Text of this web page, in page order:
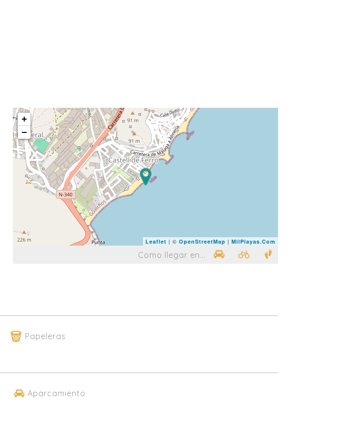
+
−
Leaflet | © OpenStreetMap | MilPlayas.Com
Como llegar en...
Papeleras
Aparcamiento